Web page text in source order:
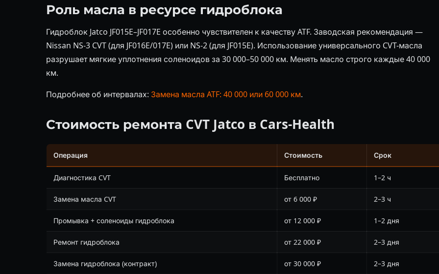
Роль масла в ресурсе гидроблока
Гидроблок Jatco JF015E–JF017E особенно чувствителен к качеству ATF. Заводская рекомендация —
Nissan NS-3 CVT (для JF016E/017E) или NS-2 (для JF015E). Использование универсального CVT-масла
разрушает мягкие уплотнения соленоидов за 30 000–50 000 км. Менять масло строго каждые 40 000
км.
Подробнее об интервалах: Замена масла ATF: 40 000 или 60 000 км.
Стоимость ремонта CVT Jatco в Cars-Health
Операция Стоимость Срок
Диагностика CVT Бесплатно 1–2 ч
Замена масла CVT от 6 000 ₽ 2–3 ч
Промывка + соленоиды гидроблока от 12 000 ₽ 1–2 дня
Ремонт гидроблока от 22 000 ₽ 2–3 дня
Замена гидроблока (контракт) от 30 000 ₽ 2–3 дня